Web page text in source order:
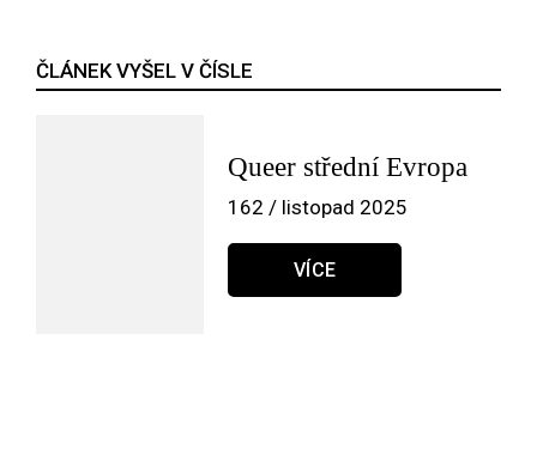
ČLÁNEK VYŠEL V ČÍSLE
Queer střední Evropa
162 / listopad 2025
VÍCE